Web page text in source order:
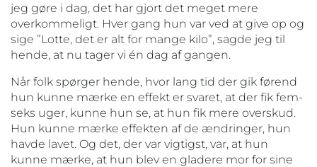
jeg gøre i dag, det har gjort det meget mere
overkommeligt. Hver gang hun var ved at give op og
sige ”Lotte, det er alt for mange kilo”, sagde jeg til
hende, at nu tager vi én dag af gangen.
Når folk spørger hende, hvor lang tid der gik førend
hun kunne mærke en effekt er svaret, at der fik fem-
seks uger, kunne hun se, at hun fik mere overskud.
Hun kunne mærke effekten af de ændringer, hun
havde lavet. Og det, der var vigtigst, var, at hun
kunne mærke, at hun blev en gladere mor for sine